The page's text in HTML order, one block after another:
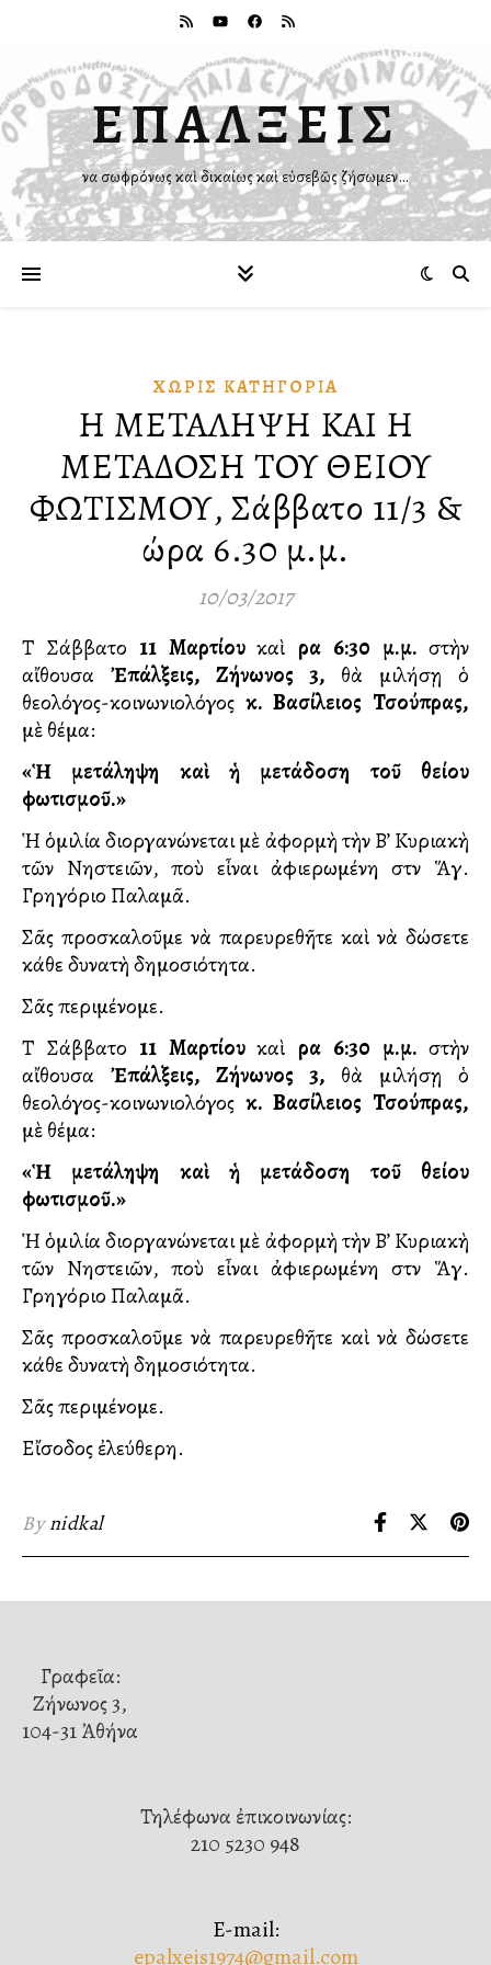
ΕΠΑΛΞΕΙΣ
Ἵνα σωφρόνως καὶ δικαίως καὶ εὐσεβῶς ζήσωμεν…
ΧΩΡΊΣ ΚΑΤΗΓΟΡΊΑ
Η ΜΕΤΑΛΗΨΗ ΚΑΙ Η
ΜΕΤΑΔΟΣΗ ΤΟΥ ΘΕΙΟΥ
ΦΩΤΙΣΜΟΥ, Σάββατο 11/3 &
ώρα 6.30 μ.μ.
10/03/2017
Τὸ Σάββατο 11 Μαρτίου καὶ ὥρα 6:30 μ.μ. στὴν
αἴθουσα Ἐπάλξεις, Ζήνωνος 3, θὰ μιλήσῃ ὁ
θεολόγος-κοινωνιολόγος κ. Βασίλειος Τσούπρας,
μὲ θέμα:
«Ἡ μετάληψη καὶ ἡ μετάδοση τοῦ θείου
φωτισμοῦ.»
Ἡ ὁμιλία διοργανώνεται μὲ ἀφορμὴ τὴν Β’ Κυριακὴ
τῶν Νηστειῶν, ποὺ εἶναι ἀφιερωμένη στὸν Ἅγ.
Γρηγόριο Παλαμᾶ.
Σᾶς προσκαλοῦμε νὰ παρευρεθῆτε καὶ νὰ δώσετε
κάθε δυνατὴ δημοσιότητα.
Σᾶς περιμένομε.
Τὸ Σάββατο 11 Μαρτίου καὶ ὥρα 6:30 μ.μ. στὴν
αἴθουσα Ἐπάλξεις, Ζήνωνος 3, θὰ μιλήσῃ ὁ
θεολόγος-κοινωνιολόγος κ. Βασίλειος Τσούπρας,
μὲ θέμα:
«Ἡ μετάληψη καὶ ἡ μετάδοση τοῦ θείου
φωτισμοῦ.»
Ἡ ὁμιλία διοργανώνεται μὲ ἀφορμὴ τὴν Β’ Κυριακὴ
τῶν Νηστειῶν, ποὺ εἶναι ἀφιερωμένη στὸν Ἅγ.
Γρηγόριο Παλαμᾶ.
Σᾶς προσκαλοῦμε νὰ παρευρεθῆτε καὶ νὰ δώσετε
κάθε δυνατὴ δημοσιότητα.
Σᾶς περιμένομε.
Εἴσοδος ἐλεύθερη.
Bynidkal
Γραφεῖα:
Ζήνωνος 3,
104-31 Ἀθήνα
Τηλέφωνα ἐπικοινωνίας:
210 5230 948
E-mail:
epalxeis1974@gmail.com